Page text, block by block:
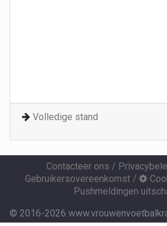
Volledige stand
Contacteer ons /
Gebruikersovereenkomst/
Pushmeldingen
© 2016-2026